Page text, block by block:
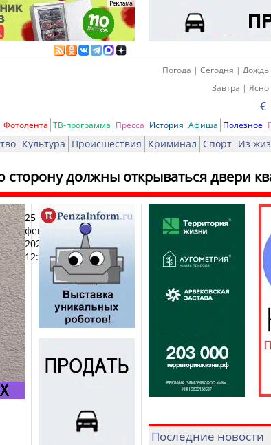
Погода | Сегодня | Дождь
Завтра | Ясно
€
Фотолента ТВ-программа Пресса История Афиша Полезное
Культура Происшествия Криминал Спорт Из
должны открываться двери
25
февраля
2025,
12:59
Печать
Последние новости